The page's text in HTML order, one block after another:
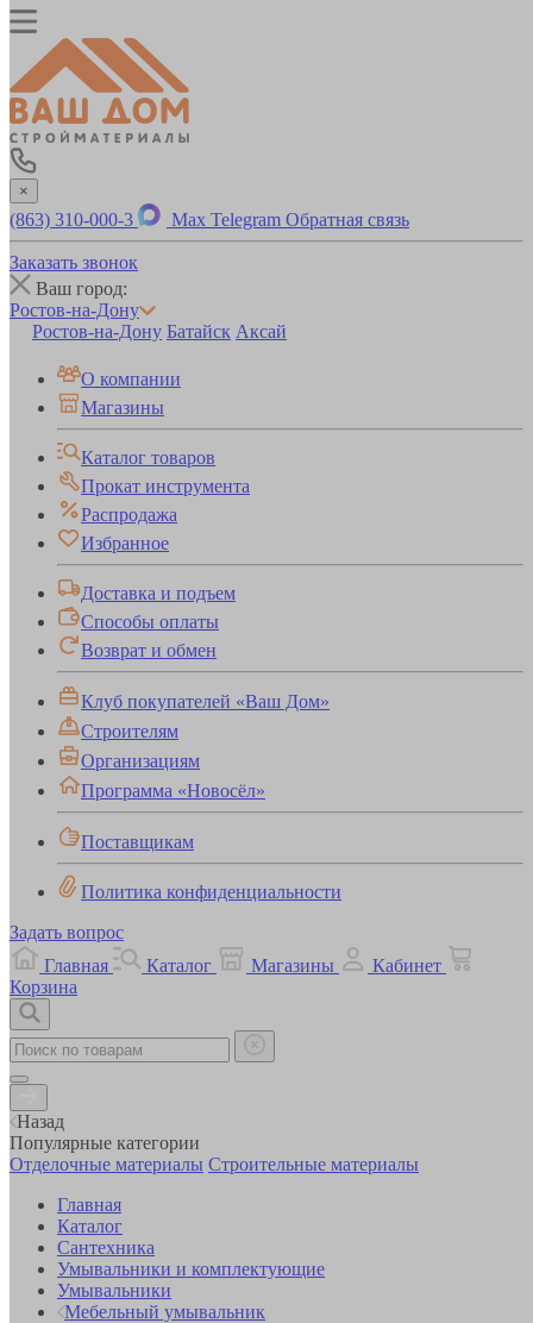
×
(863) 310-000-3 Max Telegram Обратная связь
Заказать звонок
Ваш город:
Ростов-на-Дону
Ростов-на-Дону Батайск Аксай
О компании
Магазины
Каталог товаров
Прокат инструмента
Распродажа
Избранное
Доставка и подъем
Способы оплаты
Возврат и обмен
Клуб покупателей «Ваш Дом»
Строителям
Организациям
Программа «Новосёл»
Поставщикам
Политика конфиденциальности
Задать вопрос
Главная
Каталог Магазины
Кабинет
Корзина
Назад
Популярные категории
Отделочные материалы Строительные материалы
Главная
Каталог
Сантехника
Умывальники и комплектующие
Умывальники
Мебельный умывальник